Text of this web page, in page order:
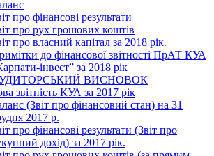
про фінансові результати
про рух грошових коштів
про власний капітал за 2018 рік.
до фінансової звітності ПрАТ КУА
інвест” за 2018 рік
ВИСНОВОК
звітність КУА за 2017 рік
(Звіт про фінансовий стан) на 31
2017 р.
про фінансові результати (Звіт про
дохід) за 2017 рік.